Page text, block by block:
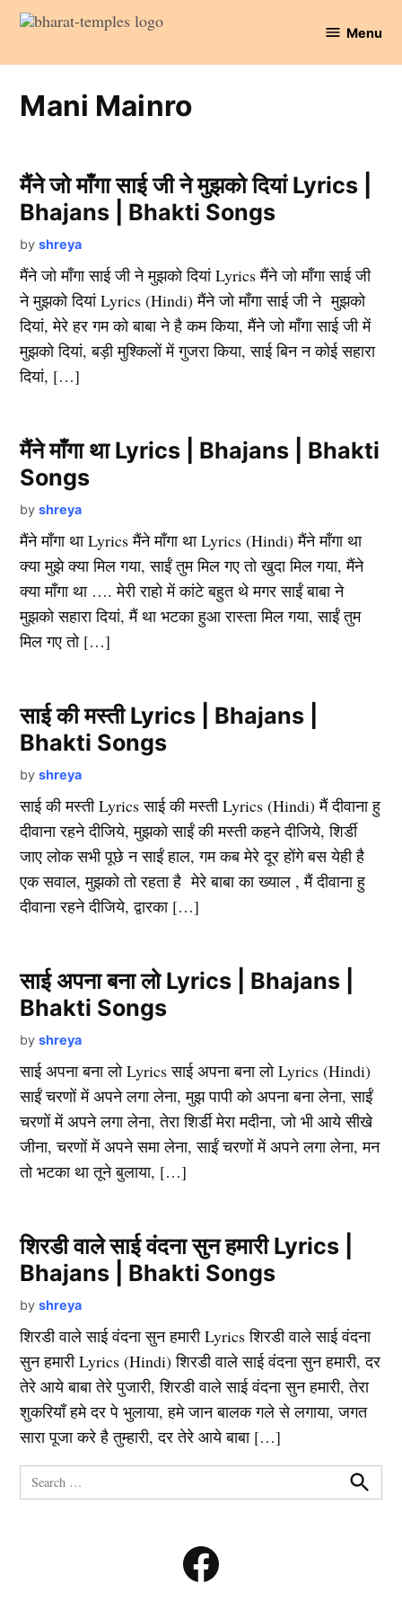
Skip
content
Temples
Menu
Mani Mainro
मैंने जो माँगा साई जी ने मुझको दियां Lyrics |
Bhajans | Bhakti Songs
by shreya
मैंने जो माँगा साई जी ने मुझको दियां Lyrics मैंने जो माँगा साई जी
ने मुझको दियां Lyrics (Hindi) मैंने जो माँगा साई जी ने मुझको
दियां, मेरे हर गम को बाबा ने है कम किया, मैंने जो माँगा साई जी में
मुझको दियां, बड़ी मुश्किलों में गुजरा किया, साई बिन न कोई सहारा
दियां, […]
मैंने माँगा था Lyrics | Bhajans | Bhakti
Songs
by shreya
मैंने माँगा था Lyrics मैंने माँगा था Lyrics (Hindi) मैंने माँगा था
क्या मुझे क्या मिल गया, साईं तुम मिल गए तो खुदा मिल गया, मैंने
क्या माँगा था …. मेरी राहो में कांटे बहुत थे मगर साईं बाबा ने
मुझको सहारा दियां, मैं था भटका हुआ रास्ता मिल गया, साईं तुम
मिल गए तो […]
साई की मस्ती Lyrics | Bhajans |
Bhakti Songs
by shreya
साई की मस्ती Lyrics साई की मस्ती Lyrics (Hindi) मैं दीवाना हु
दीवाना रहने दीजिये, मुझको साईं की मस्ती कहने दीजिये, शिर्डी
जाए लोक सभी पूछे न साईं हाल, गम कब मेरे दूर होंगे बस येही है
एक सवाल, मुझको तो रहता है मेरे बाबा का ख्याल , मैं दीवाना हु
दीवाना रहने दीजिये, द्वारका […]
साई अपना बना लो Lyrics | Bhajans |
Bhakti Songs
by shreya
साई अपना बना लो Lyrics साई अपना बना लो Lyrics (Hindi)
साईं चरणों में अपने लगा लेना, मुझ पापी को अपना बना लेना, साईं
चरणों में अपने लगा लेना, तेरा शिर्डी मेरा मदीना, जो भी आये सीखे
जीना, चरणों में अपने समा लेना, साईं चरणों में अपने लगा लेना, मन
तो भटका था तूने बुलाया, […]
शिरडी वाले साई वंदना सुन हमारी Lyrics |
Bhajans | Bhakti Songs
by shreya
शिरडी वाले साई वंदना सुन हमारी Lyrics शिरडी वाले साई वंदना
सुन हमारी Lyrics (Hindi) शिरडी वाले साई वंदना सुन हमारी, दर
तेरे आये बाबा तेरे पुजारी, शिरडी वाले साई वंदना सुन हमारी, तेरा
शुकरियाँ हमे दर पे भुलाया, हमे जान बालक गले से लगाया, जगत
सारा पूजा करे है तुम्हारी, दर तेरे आये बाबा […]
Search
for:
Search
Facebook